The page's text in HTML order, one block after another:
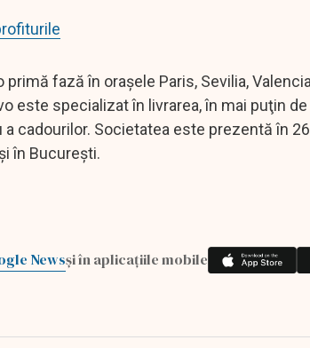
fază în oraşele Paris, Sevilia,
este specializat în livrarea, în mai puţin de
cadourilor. Societatea este prezentă în
în Bucureşti.
Newsși în aplicațiile mobile